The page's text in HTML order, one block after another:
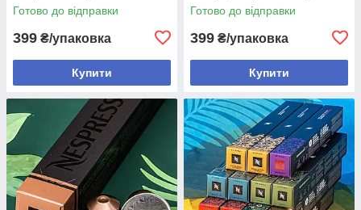
Готово до відправки
399 ₴/упаковка
Купити
Готово до відправки
399 ₴/упаковка
Купити